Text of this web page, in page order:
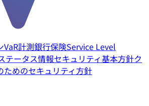
VaR計測銀行保険Service Level
テータス情報セキュリティ基本方針ク
ためのセキュリティ方針